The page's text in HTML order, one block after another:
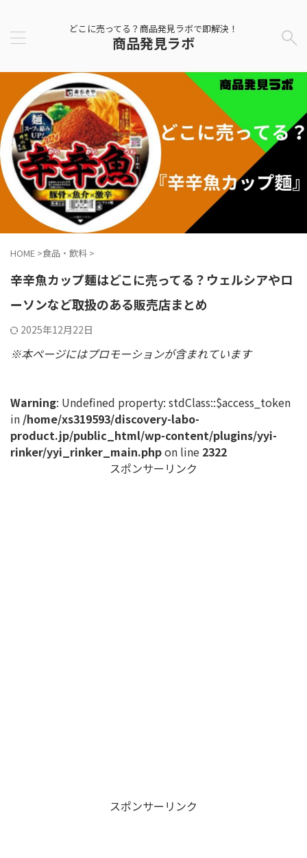
どこに売ってる？商品発見ラボで即解決！
商品発見ラボ
HOME >食品・飲料 >
辛辛魚カップ麺はどこに売ってる？ウェルシアやロ
ーソンなど取扱のある販売店まとめ
2025年12月22日
※本ページにはプロモーションが含まれています
Warning: Undefined property: stdClass::$access_token
in /home/xs319593/discovery-labo-
product.jp/public_html/wp-content/plugins/yyi-
rinker/yyi_rinker_main.phpon line 2322
スポンサーリンク
スポンサーリンク